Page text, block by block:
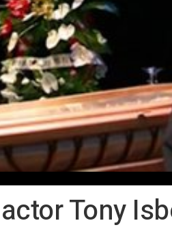
Tony